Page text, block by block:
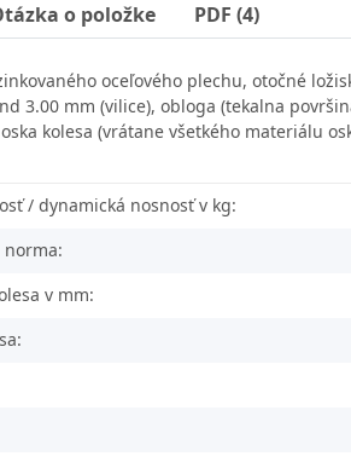
o položke PDF (4)
oceľového plechu, otočné
3.00 mm (vilice), obloga (tekalna
kolesa (vrátane všetkého materiálu
/ dynamická nosnosť v kg:
norma:
v mm: